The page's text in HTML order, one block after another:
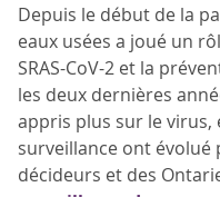
Depuis le début de la
eaux usées a joué un
SRAS-CoV-2 et la
les deux dernières
appris plus sur le virus,
surveillance ont
décideurs et des